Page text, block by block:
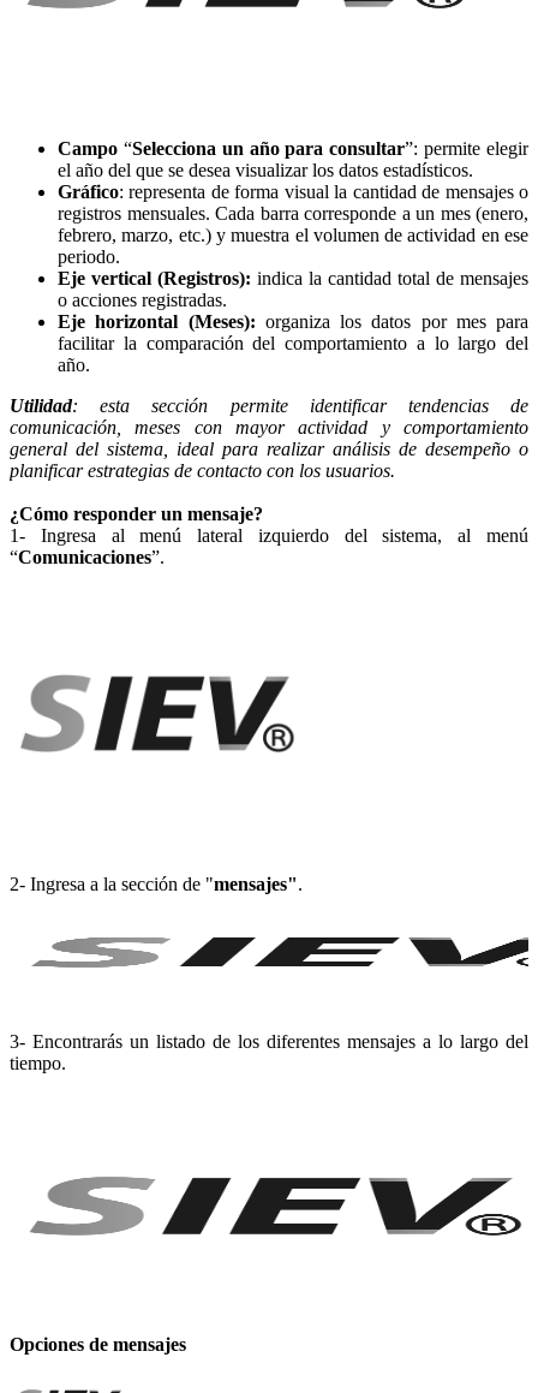
Campo “Selecciona un año para consultar”: permite elegir
el año del que se desea visualizar los datos estadísticos.
Gráfico: representa de forma visual la cantidad de mensajes o
registros mensuales. Cada barra corresponde a un mes (enero,
febrero, marzo, etc.) y muestra el volumen de actividad en ese
periodo.
Eje vertical (Registros): indica la cantidad total de mensajes
o acciones registradas.
Eje horizontal (Meses): organiza los datos por mes para
facilitar la comparación del comportamiento a lo largo del
año.
Utilidad: esta sección permite identificar tendencias de
comunicación, meses con mayor actividad y comportamiento
general del sistema, ideal para realizar análisis de desempeño o
planificar estrategias de contacto con los usuarios.
¿Cómo responder un mensaje?
1- Ingresa al menú lateral izquierdo del sistema, al menú
“Comunicaciones”.
2- Ingresa a la sección de "mensajes".
3- Encontrarás un listado de los diferentes mensajes a lo largo del
tiempo.
Opciones de mensajes